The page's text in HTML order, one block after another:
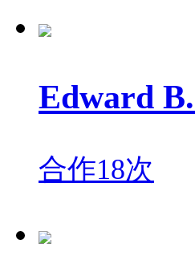
Edward
合作18次